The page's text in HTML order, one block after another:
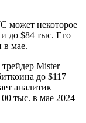
может некоторое
до $84 тыс. Его
в мае.
Mister
до $117
аналитик
тыс. в мае 2024